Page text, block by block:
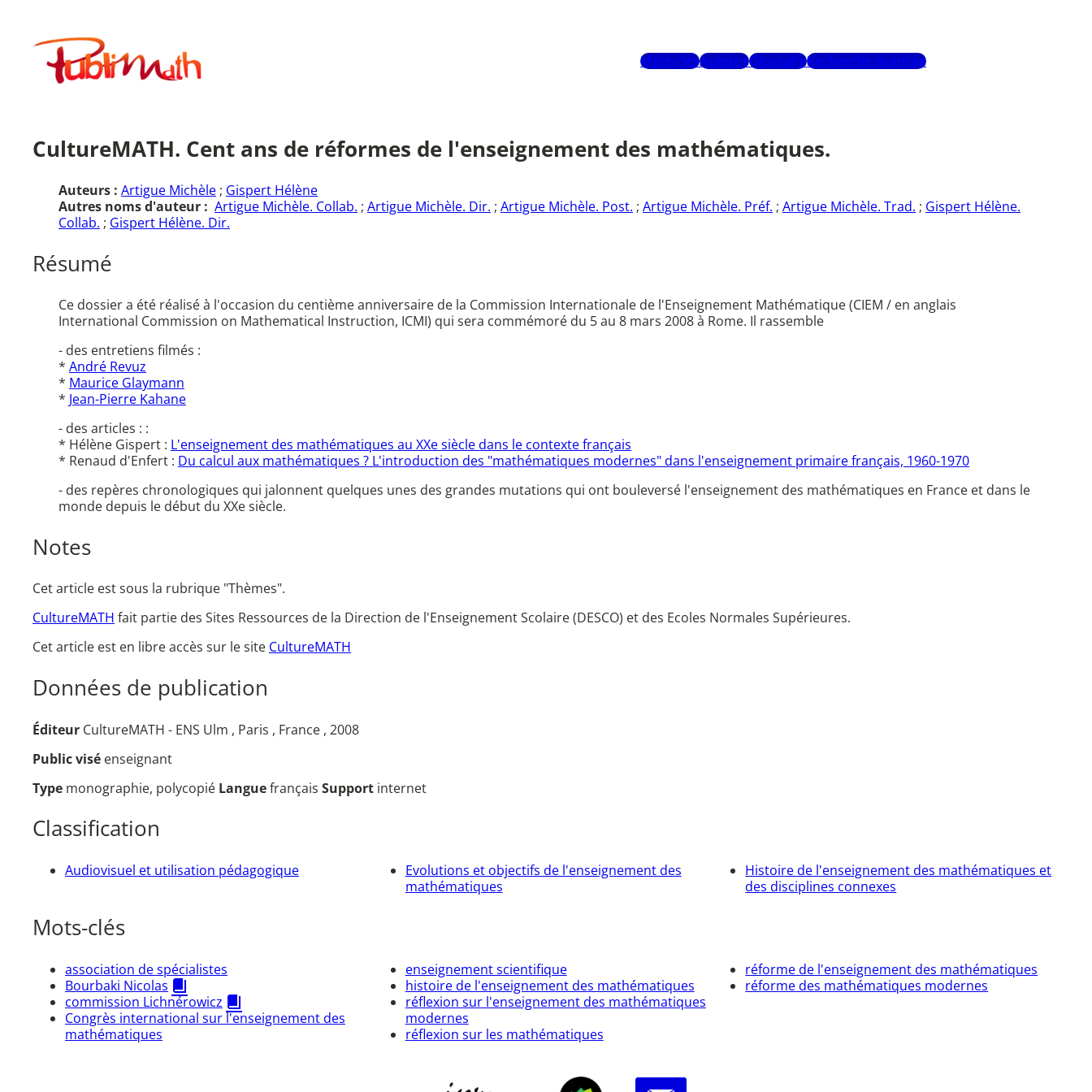
contenuPublimath
Mots-clésAuteursGlossaireRecherche avancée
CultureMATH. Cent ans de réformes de l'enseignement des mathématiques.
Auteurs : Artigue Michèle ; Gispert Hélène
Autres noms d'auteur : Artigue Michèle. Collab. ; Artigue Michèle. Dir. ; Artigue Michèle. Post. ; Artigue Michèle. Préf. ; Artigue Michèle. Trad. ; Gispert Hélène.
Collab. ; Gispert Hélène. Dir.
Résumé
Ce dossier a été réalisé à l'occasion du centième anniversaire de la Commission Internationale de l'Enseignement Mathématique (CIEM / en anglais
International Commission on Mathematical Instruction, ICMI) qui sera commémoré du 5 au 8 mars 2008 à Rome. Il rassemble
- des entretiens filmés :
* André Revuz
* Maurice Glaymann
* Jean-Pierre Kahane
- des articles : :
* Hélène Gispert : L'enseignement des mathématiques au XXe siècle dans le contexte français
* Renaud d'Enfert : Du calcul aux mathématiques ? L'introduction des "mathématiques modernes" dans l'enseignement primaire français, 1960-1970
- des repères chronologiques qui jalonnent quelques unes des grandes mutations qui ont bouleversé l'enseignement des mathématiques en France et dans le
monde depuis le début du XXe siècle.
Notes
Cet article est sous la rubrique "Thèmes".
CultureMATH fait partie des Sites Ressources de la Direction de l'Enseignement Scolaire (DESCO) et des Ecoles Normales Supérieures.
Cet article est en libre accès sur le site CultureMATH
Données de publication
Éditeur CultureMATH - ENS Ulm , Paris , France , 2008
Public visé enseignant
Type monographie, polycopié Languefrançais Support internet
Classification
Audiovisuel et utilisation pédagogique
Evolutions et objectifs de l'enseignement des
mathématiques
Histoire de l'enseignement des mathématiques et
des disciplines connexes
Mots-clés
association de spécialistes
Bourbaki Nicolas
commission Lichnérowicz
Congrès international sur l'enseignement des
mathématiques
enseignement scientifique
histoire de l'enseignement des mathématiques
réflexion sur l'enseignement des mathématiques
modernes
réflexion sur les mathématiques
réforme de l'enseignement des mathématiques
réforme des mathématiques modernes